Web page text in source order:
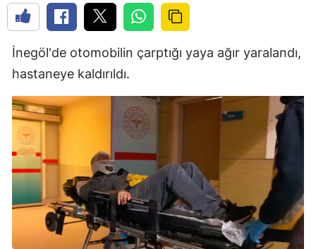
İnegöl'de otomobilin çarptığı yaya ağır yaralandı,
hastaneye kaldırıldı.